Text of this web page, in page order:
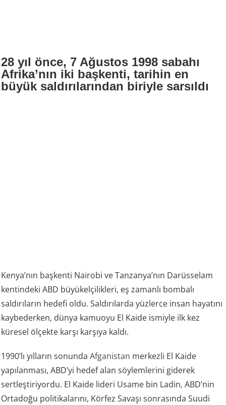
28 yıl önce, 7 Ağustos 1998 sabahı
Afrika’nın iki başkenti, tarihin en
büyük saldırılarından biriyle sarsıldı
Kenya’nın başkenti Nairobi ve Tanzanya’nın Darüsselam
kentindeki ABD büyükelçilikleri, eş zamanlı bombalı
saldırıların hedefi oldu. Saldırılarda yüzlerce insan hayatını
kaybederken, dünya kamuoyu El Kaide ismiyle ilk kez
küresel ölçekte karşı karşıya kaldı.
1990’lı yılların sonundaAfganistan merkezli El Kaide
yapılanması, ABD’yi hedef alan söylemlerini giderek
sertleştiriyordu. El Kaide lideri Usame bin Ladin, ABD’nin
Ortadoğu politikalarını, Körfez Savaşı sonrasında Suudi